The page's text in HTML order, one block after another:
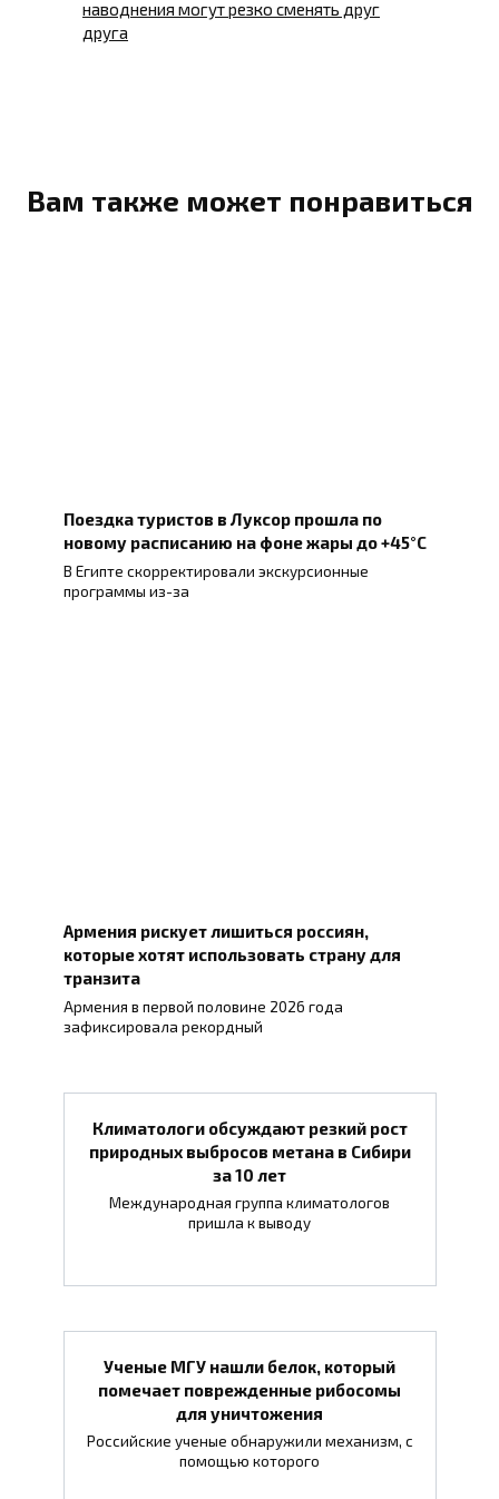
наводнения могут резко сменять друг
друга
Вам также может понравиться
Поездка туристов в Луксор прошла по
новому расписанию на фоне жары до +45°C
В Египте скорректировали экскурсионные
программы из-за
Армения рискует лишиться россиян,
которые хотят использовать страну для
транзита
Армения в первой половине 2026 года
зафиксировала рекордный
Климатологи обсуждают резкий рост
природных выбросов метана в Сибири
за 10 лет
Международная группа климатологов
пришла к выводу
Ученые МГУ нашли белок, который
помечает поврежденные рибосомы
для уничтожения
Российские ученые обнаружили механизм, с
помощью которого